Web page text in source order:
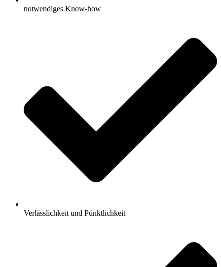
notwendiges Know-how
Verlässlichkeit und Pünktlichkeit